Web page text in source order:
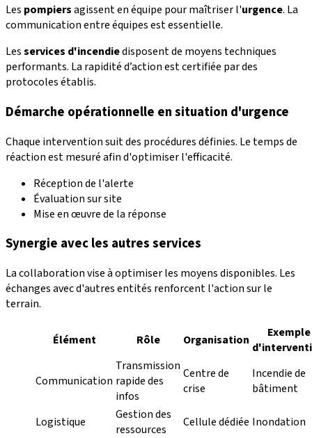
Les pompiersagissent en équipe pour maîtriser l'urgence. La
communication entre équipes est essentielle.
Lesservices d'incendiedisposent de moyens techniques
performants. La rapidité d’action est certifiée par des
protocoles établis.
Démarche opérationnelle en situation d'urgence
Chaque intervention suit des procédures définies. Le temps de
réaction est mesuré afin d'optimiser l'efficacité.
Réception de l'alerte
Évaluation sur site
Mise en œuvre de la réponse
Synergie avec les autres services
La collaboration vise à optimiser les moyens disponibles. Les
échanges avec d'autres entités renforcent l'action sur le
terrain.
Élément Rôle Organisation
Exemple
Communication
Transmission
rapide des
infos
Centre de
crise
Incendie de
bâtiment
Logistique
Gestion des
ressources
Cellule dédiée Inondation